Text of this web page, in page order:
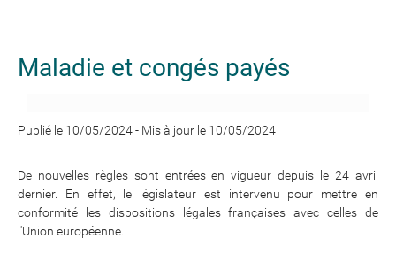
Maladie et congés payés
Publié le 10/05/2024- Mis à jour le 10/05/2024
De nouvelles règles sont entrées en vigueur depuis le 24 avril
dernier. En effet, le législateur est intervenu pour mettre en
conformité les dispositions légales françaises avec celles de
l'Union européenne.